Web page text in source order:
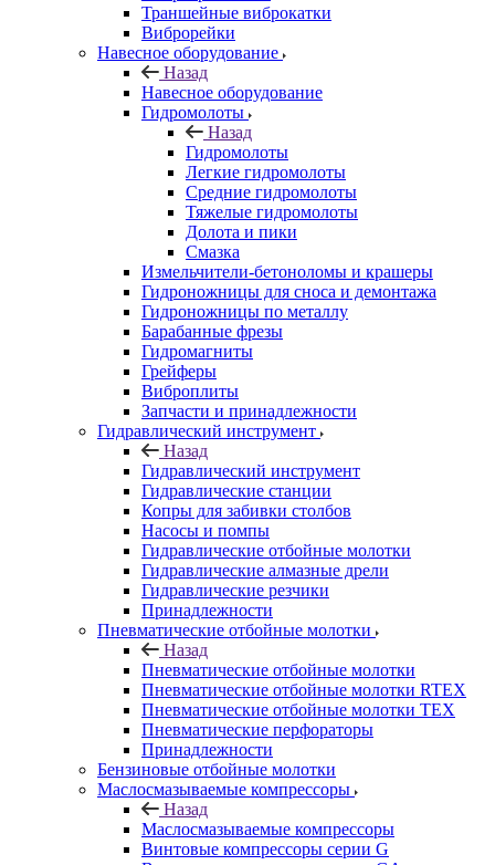
Траншейные виброкатки
Виброрейки
Навесное оборудование
Назад
Навесное оборудование
Гидромолоты
Назад
Гидромолоты
Легкие гидромолоты
Средние гидромолоты
Тяжелые гидромолоты
Долота и пики
Смазка
Измельчители-бетоноломы и крашеры
Гидроножницы для сноса и демонтажа
Гидроножницы по металлу
Барабанные фрезы
Гидромагниты
Грейферы
Виброплиты
Запчасти и принадлежности
Гидравлический инструмент
Назад
Гидравлический инструмент
Гидравлические станции
Копры для забивки столбов
Насосы и помпы
Гидравлические отбойные молотки
Гидравлические алмазные дрели
Гидравлические резчики
Принадлежности
Пневматические отбойные молотки
Назад
Пневматические отбойные молотки
Пневматические отбойные молотки RTEX
Пневматические отбойные молотки TEX
Пневматические перфораторы
Принадлежности
Бензиновые отбойные молотки
Маслосмазываемые компрессоры
Назад
Маслосмазываемые компрессоры
Винтовые компрессоры серии G